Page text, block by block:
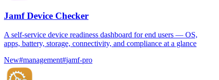
Jamf Device Checker
A self-service device readiness dashboard for end users — OS,
apps, battery, storage, connectivity, and compliance at a glance
New#management#jamf-pro